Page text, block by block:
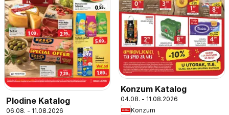
Plodine Katalog
06.08. - 11.08.2026
Konzum Katalog
04.08. - 11.08.2026
Konzum